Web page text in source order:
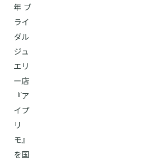
年 ブ
ライ
ダル
ジュ
エリ
ー店
『ア
イプ
リ
モ』
を国